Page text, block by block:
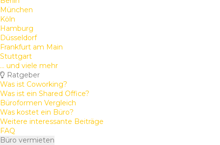
München
Köln
Hamburg
Düsseldorf
Frankfurt am Main
Stuttgart
... und viele mehr
Ratgeber
Was ist Coworking?
Was ist ein Shared Office?
Büroformen Vergleich
Was kostet ein Büro?
Weitere interessante Beiträge
FAQ
Büro vermieten